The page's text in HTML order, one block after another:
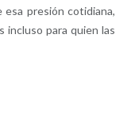
esa presión cotidiana,
incluso para quien las